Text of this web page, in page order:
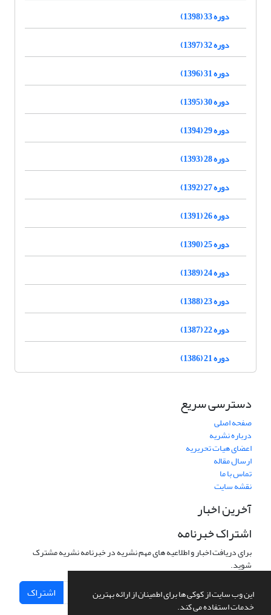
این وب سایت از کوکی ها برای اطمینان از ارائه بهترین
خدمات استفاده می کند.
دوره 33 (1398)
دوره 32 (1397)
دوره 31 (1396)
دوره 30 (1395)
دوره 29 (1394)
دوره 28 (1393)
دوره 27 (1392)
دوره 26 (1391)
دوره 25 (1390)
دوره 24 (1389)
دوره 23 (1388)
دوره 22 (1387)
دوره 21 (1386)
دسترسی سریع
صفحه اصلی
درباره نشریه
اعضای هیات تحریریه
ارسال مقاله
تماس با ما
نقشه سایت
آخرین اخبار
اشتراک خبرنامه
برای دریافت اخبار و اطلاعیه های مهم نشریه در خبرنامه نشریه مشترک
شوید.
اشتراک